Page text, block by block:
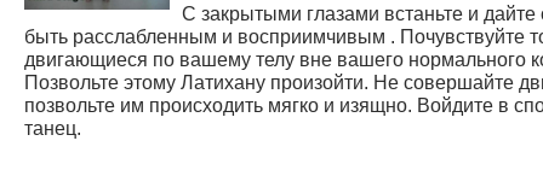
С закрытыми глазами встаньте и дайте
быть расслабленным и восприимчивым . Почувствуйте
двигающиеся по вашему телу вне вашего нормального
Позвольте этому Латихану произойти. Не совершайте
позвольте им происходить мягко и изящно. Войдите в
танец.